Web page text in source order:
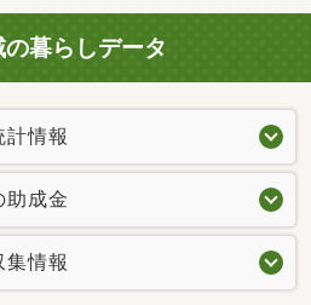
の暮らしデータ
情報
助成金
情報